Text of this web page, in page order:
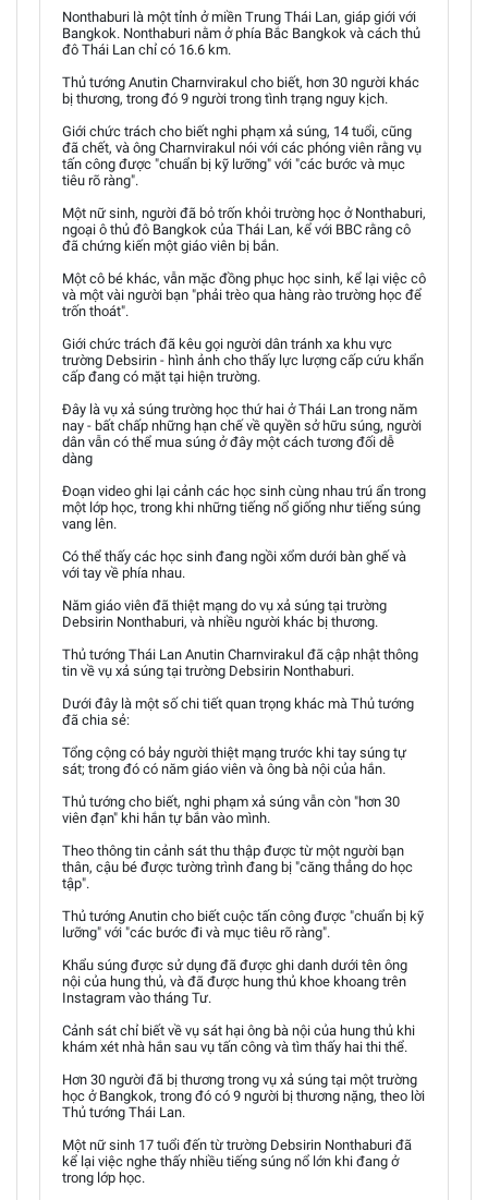
Nonthaburi là một tỉnh ở miền Trung Thái Lan, giáp giới với
Bangkok. Nonthaburi nằm ở phía Bắc Bangkok và cách thủ
đô Thái Lan chỉ có 16.6 km.
Thủ tướng Anutin Charnvirakul cho biết, hơn 30 người khác
bị thương, trong đó 9 người trong tình trạng nguy kịch.
Giới chức trách cho biết nghi phạm xả súng, 14 tuổi, cũng
đã chết, và ông Charnvirakul nói với các phóng viên rằng vụ
tấn công được "chuẩn bị kỹ lưỡng" với "các bước và mục
tiêu rõ ràng".
Một nữ sinh, người đã bỏ trốn khỏi trường học ở Nonthaburi,
ngoại ô thủ đô Bangkok của Thái Lan, kể với BBC rằng cô
đã chứng kiến một giáo viên bị bắn.
Một cô bé khác, vẫn mặc đồng phục học sinh, kể lại việc cô
và một vài người bạn "phải trèo qua hàng rào trường học để
trốn thoát".
Giới chức trách đã kêu gọi người dân tránh xa khu vực
trường Debsirin - hình ảnh cho thấy lực lượng cấp cứu khẩn
cấp đang có mặt tại hiện trường.
Đây là vụ xả súng trường học thứ hai ở Thái Lan trong năm
nay - bất chấp những hạn chế về quyền sở hữu súng, người
dân vẫn có thể mua súng ở đây một cách tương đối dễ
dàng
Đoạn video ghi lại cảnh các học sinh cùng nhau trú ẩn trong
một lớp học, trong khi những tiếng nổ giống như tiếng súng
vang lên.
Có thể thấy các học sinh đang ngồi xổm dưới bàn ghế và
với tay về phía nhau.
Năm giáo viên đã thiệt mạng do vụ xả súng tại trường
Debsirin Nonthaburi, và nhiều người khác bị thương.
Thủ tướng Thái Lan Anutin Charnvirakul đã cập nhật thông
tin về vụ xả súng tại trường Debsirin Nonthaburi.
Dưới đây là một số chi tiết quan trọng khác mà Thủ tướng
đã chia sẻ:
Tổng cộng có bảy người thiệt mạng trước khi tay súng tự
sát; trong đó có năm giáo viên và ông bà nội của hắn.
Thủ tướng cho biết, nghi phạm xả súng vẫn còn "hơn 30
viên đạn" khi hắn tự bắn vào mình.
Theo thông tin cảnh sát thu thập được từ một người bạn
thân, cậu bé được tường trình đang bị "căng thẳng do học
tập".
Thủ tướng Anutin cho biết cuộc tấn công được "chuẩn bị kỹ
lưỡng" với "các bước đi và mục tiêu rõ ràng".
Khẩu súng được sử dụng đã được ghi danh dưới tên ông
nội của hung thủ, và đã được hung thủ khoe khoang trên
Instagram vào tháng Tư.
Cảnh sát chỉ biết về vụ sát hại ông bà nội của hung thủ khi
khám xét nhà hắn sau vụ tấn công và tìm thấy hai thi thể.
Hơn 30 người đã bị thương trong vụ xả súng tại một trường
học ở Bangkok, trong đó có 9 người bị thương nặng, theo lời
Thủ tướng Thái Lan.
Một nữ sinh 17 tuổi đến từ trường Debsirin Nonthaburi đã
kể lại việc nghe thấy nhiều tiếng súng nổ lớn khi đang ở
trong lớp học.